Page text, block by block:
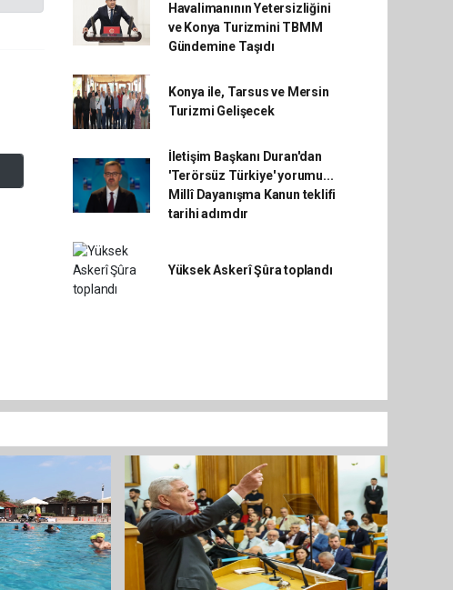
Havalimanının Yetersizliğini
ve Konya Turizmini TBMM
Gündemine Taşıdı
Konya ile, Tarsus ve Mersin
Turizmi Gelişecek
İletişim Başkanı Duran'dan
'Terörsüz Türkiye' yorumu...
Millî Dayanışma Kanun teklifi
tarihi adımdır
Yüksek Askerî Şûra toplandı